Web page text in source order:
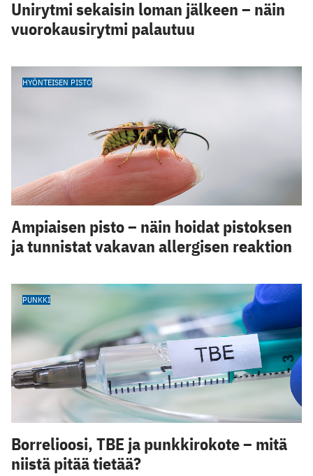
Unirytmi sekaisin loman jälkeen – näin
vuorokausirytmi palautuu
HYÖNTEISEN PISTO
Ampiaisen pisto – näin hoidat pistoksen
ja tunnistat vakavan allergisen reaktion
PUNKKI
Borrelioosi, TBE ja punkkirokote – mitä
niistä pitää tietää?